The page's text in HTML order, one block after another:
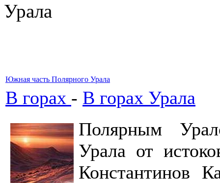
Урала
Южная часть Полярного Урала
В горах - В горах Урала
Полярным
Урала от
Константинов